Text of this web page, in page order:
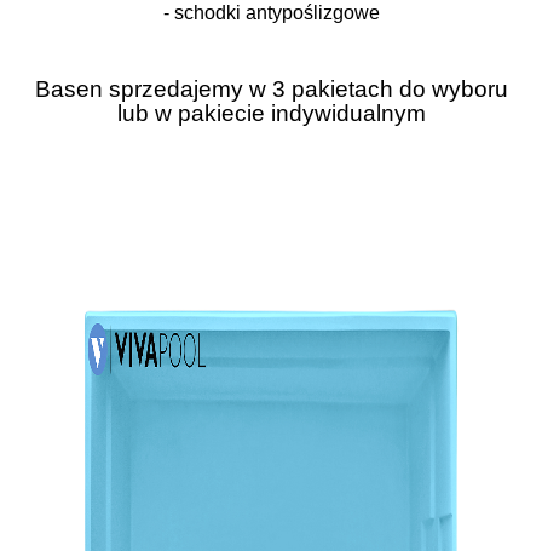
- schodki antypoślizgowe
Basen sprzedajemy w 3 pakietach do wyboru
lub w pakiecie indywidualnym